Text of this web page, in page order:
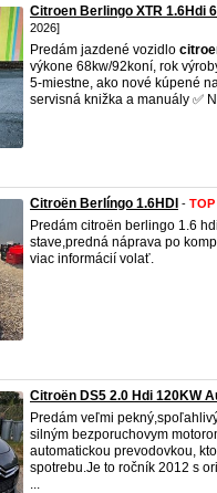
Citroen Berlingo XTR 1.6Hdi
2026]
Predám jazdené vozidlo
výkone 68kw/92koní, rok
5-miestne, ako nové kúpené
servisná knižka a manuály ✅
Citroën Berlíngo 1.6HDI - TOP
Predám citroën berlingo 1.6
stave,predná náprava po
viac informácií volať.
Citroën DS5 2.0 Hdi 120KW
Predám veľmi
silným bezporuchovym
automatickou prevodovkou,
spotrebu.Je to ročník 2012 s
...